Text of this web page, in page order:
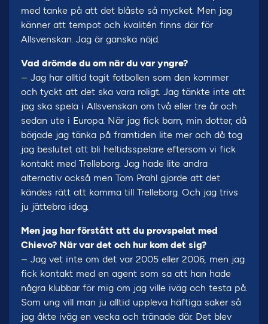
med tanke på att det blåste så mycket. Men jag
känner att tempot och kvalitén finns där för
Allsvenskan. Jag är ganska nöjd.
Vad drömde du om när du var yngre?
– Jag har alltid tagit fotbollen som den kommer
och tyckt att det ska vara roligt. Jag tänkte inte att
jag ska spela i Allsvenskan om två eller tre år och
sedan ute i Europa. När jag fick barn, min dotter, då
började jag tänka på framtiden lite mer och då tog
jag beslutet att bli heltidsspelare eftersom vi fick
kontakt med Trelleborg. Jag hade lite andra
alternativ också men Tom Prahl gjorde att det
kändes rätt att komma till Trelleborg. Och jag trivs
ju jättebra idag.
Men jag har förstått att du provspelat med
Chievo? När var det och hur kom det sig?
– Jag vet inte om det var 2005 eller 2006, men jag
fick kontakt med en agent som sa att han hade
några klubbar för mig om jag ville iväg och testa på.
Som ung vill man ju alltid uppleva häftiga saker så
jag åkte iväg en vecka och tränade där. Det blev